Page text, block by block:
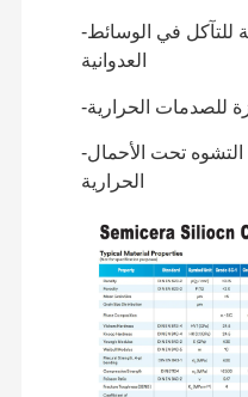
-مقاومة عالية للتآكل في الوسائط
-الحد الأدنى من التشوه تحت الأحمال